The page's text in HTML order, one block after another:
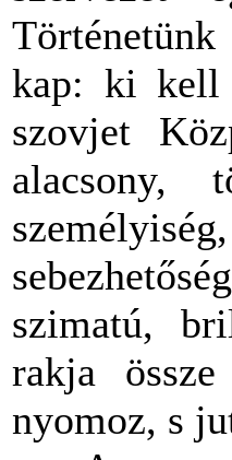
kap: ki kell
szovjet
alacsony,
szimatú,
rakja
nyomoz, s